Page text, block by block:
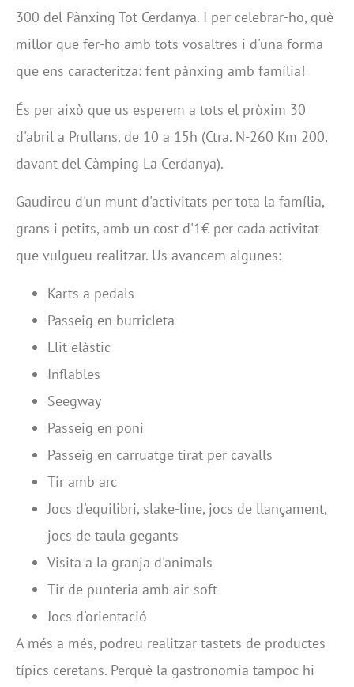
300 del Pànxing Tot Cerdanya. I per celebrar-ho, què
millor que fer-ho amb tots vosaltres i d'una forma
que ens caracteritza: fent pànxing amb família!
És per això que us esperem a tots el pròxim 30
d'abril a Prullans, de 10 a 15h (Ctra. N-260 Km 200,
davant del Càmping La Cerdanya).
Gaudireu d'un munt d'activitats per tota la família,
grans i petits, amb un cost d'1€ per cada activitat
que vulgueu realitzar. Us avancem algunes:
Karts a pedals
Passeig en burricleta
Llit elàstic
Inflables
Seegway
Passeig en poni
Passeig en carruatge tirat per cavalls
Tir amb arc
Jocs d'equilibri, slake-line, jocs de llançament,
jocs de taula gegants
Visita a la granja d'animals
Tir de punteria amb air-soft
Jocs d'orientació
A més a més, podreu realitzar tastets de productes
típics ceretans. Perquè la gastronomia tampoc hi